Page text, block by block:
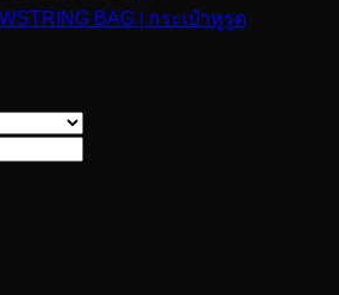
BAG | กระเป๋าหูรูด